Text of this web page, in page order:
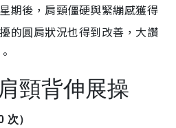
期後，肩頸僵硬與緊繃感獲得
的圓肩狀況也得到改善，大讚
頸背伸展操
次）